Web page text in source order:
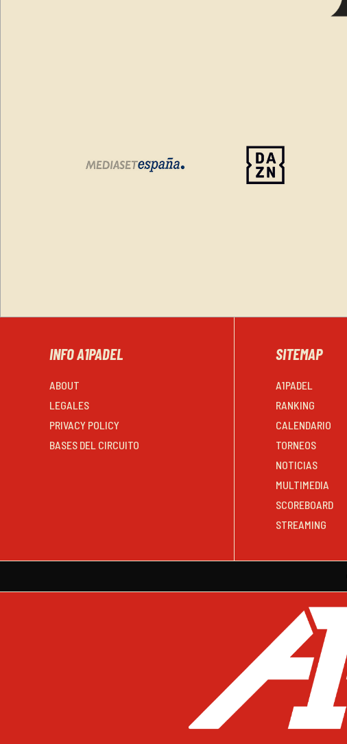
INFO A1PADEL
ABOUT
LEGALES
PRIVACY POLICY
BASES DEL CIRCUITO
SITEMAP
A1PADEL
RANKING
CALENDARIO
TORNEOS
NOTICIAS
MULTIMEDIA
SCOREBOARD
STREAMING